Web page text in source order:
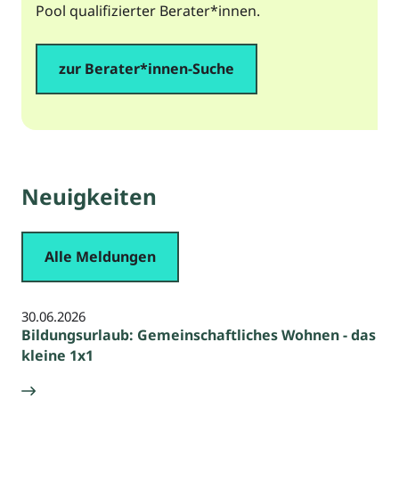
Pool qualifizierter Berater*innen.
zur Berater*innen-Suche
Neuigkeiten
Alle Meldungen
30.06.2026
Bildungsurlaub: Gemeinschaftliches Wohnen - das
kleine 1x1